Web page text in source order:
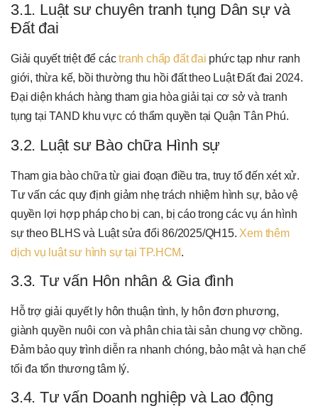
3.1. Luật sư chuyên tranh tụng Dân sự và
Đất đai
Giải quyết triệt để cáctranh chấp đất đai phức tạp như ranh
giới, thừa kế, bồi thường thu hồi đất theo Luật Đất đai 2024.
Đại diện khách hàng tham gia hòa giải tại cơ sở và tranh
tụng tại TAND khu vực có thẩm quyền tại Quận Tân Phú.
3.2. Luật sư Bào chữa Hình sự
Tham gia bào chữa từ giai đoạn điều tra, truy tố đến xét xử.
Tư vấn các quy định giảm nhẹ trách nhiệm hình sự, bảo vệ
quyền lợi hợp pháp cho bị can, bị cáo trong các vụ án hình
sự theo BLHS và Luật sửa đổi 86/2025/QH15. Xem thêm
dịch vụ luật sư hình sự tại TP.HCM.
3.3. Tư vấn Hôn nhân & Gia đình
Hỗ trợ giải quyết ly hôn thuận tình, ly hôn đơn phương,
giành quyền nuôi con và phân chia tài sản chung vợ chồng.
Đảm bảo quy trình diễn ra nhanh chóng, bảo mật và hạn chế
tối đa tổn thương tâm lý.
3.4. Tư vấn Doanh nghiệp và Lao động